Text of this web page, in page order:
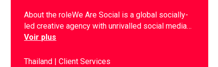
About the roleWe Are Social is a global socially-
led creative agency with unrivalled social media…
Voir plus
Thailand Client Services